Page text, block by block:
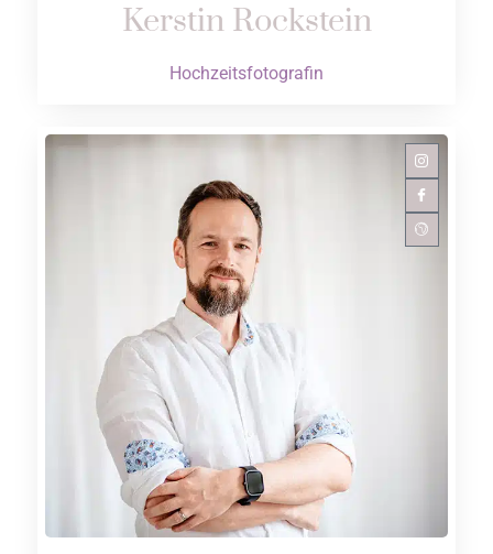
Kerstin Rockstein
Hochzeitsfotografin